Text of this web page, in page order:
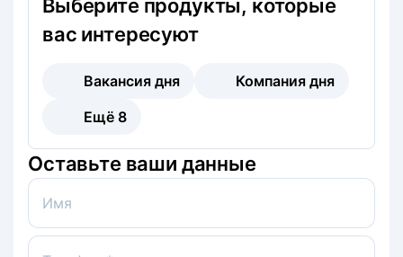
Выберите продукты, которые
вас интересуют
Вакансия дня
Компания дня
Ещё 8
Оставьте ваши данные
Имя